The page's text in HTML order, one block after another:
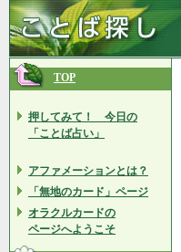
TOP
押してみて！ 今日の
「ことば占い」
アファメーションとは？
「無地のカード」ページ
オラクルカードの
ページへようこそ